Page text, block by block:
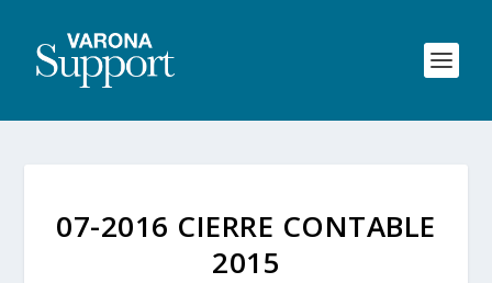
07-2016 CIERRE CONTABLE
2015